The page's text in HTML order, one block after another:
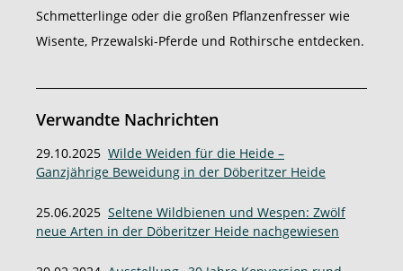
Schmetterlinge oder die großen Pflanzenfresser wie
Wisente, Przewalski-Pferde und Rothirsche entdecken.
Verwandte Nachrichten
29.10.2025 Wilde Weiden für die Heide –
Ganzjährige Beweidung in der Döberitzer Heide
25.06.2025 Seltene Wildbienen und Wespen: Zwölf
neue Arten in der Döberitzer Heide nachgewiesen